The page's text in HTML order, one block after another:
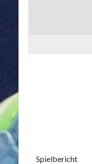
Spielbericht